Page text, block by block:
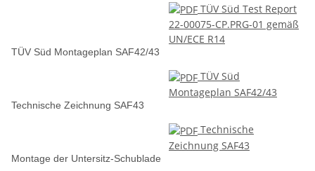
TÜV Süd Test Report
22-00075-CP.PRG-01 gemäß
UN/ECE R14
TÜV Süd Montageplan SAF42/43
TÜV Süd
Montageplan SAF42/43
Technische Zeichnung SAF43
Technische
Zeichnung SAF43
Montage der Untersitz-Schublade